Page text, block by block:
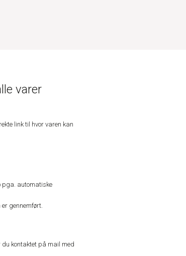
varer
link til hvor varen kan
pga. automatiske
gennemført.
du kontaktet på mail med